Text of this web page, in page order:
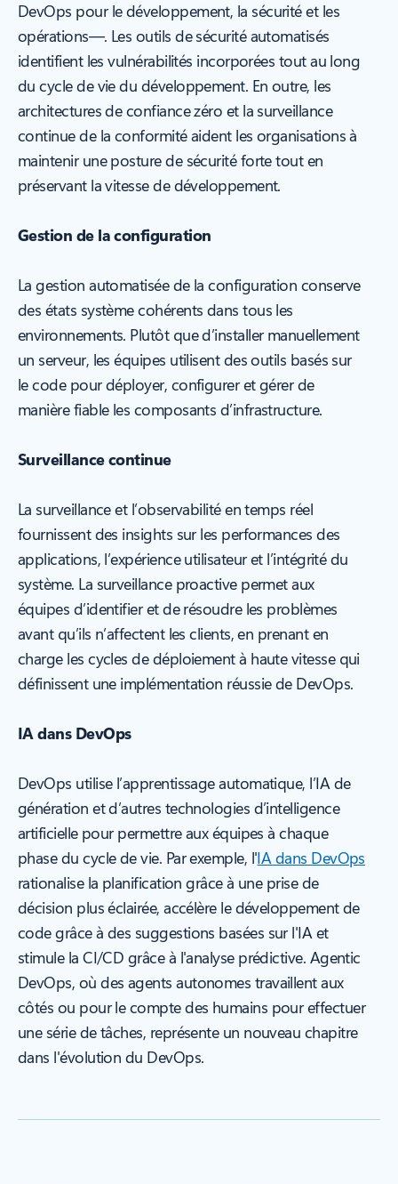
DevOps pour le développement, la sécurité et les
opérations—. Les outils de sécurité automatisés
identifient les vulnérabilités incorporées tout au long
du cycle de vie du développement. En outre, les
architectures de confiance zéro et la surveillance
continue de la conformité aident les organisations à
maintenir une posture de sécurité forte tout en
préservant la vitesse de développement.
Gestion de la configuration
La gestion automatisée de la configuration conserve
des états système cohérents dans tous les
environnements. Plutôt que d’installer manuellement
un serveur, les équipes utilisent des outils basés sur
le code pour déployer, configurer et gérer de
manière fiable les composants d’infrastructure.
Surveillance continue
La surveillance et l’observabilité en temps réel
fournissent des insights sur les performances des
applications, l’expérience utilisateur et l’intégrité du
système. La surveillance proactive permet aux
équipes d’identifier et de résoudre les problèmes
avant qu’ils n’affectent les clients, en prenant en
charge les cycles de déploiement à haute vitesse qui
définissent une implémentation réussie de DevOps.
IA dans DevOps
DevOps utilise l’apprentissage automatique, l’IA de
génération et d’autres technologies d’intelligence
artificielle pour permettre aux équipes à chaque
phase du cycle de vie. Par exemple, l'IA dans DevOps
rationalise la planification grâce à une prise de
décision plus éclairée, accélère le développement de
code grâce à des suggestions basées sur l'IA et
stimule la CI/CD grâce à l'analyse prédictive. Agentic
DevOps, où des agents autonomes travaillent aux
côtés ou pour le compte des humains pour effectuer
une série de tâches, représente un nouveau chapitre
dans l'évolution du DevOps.